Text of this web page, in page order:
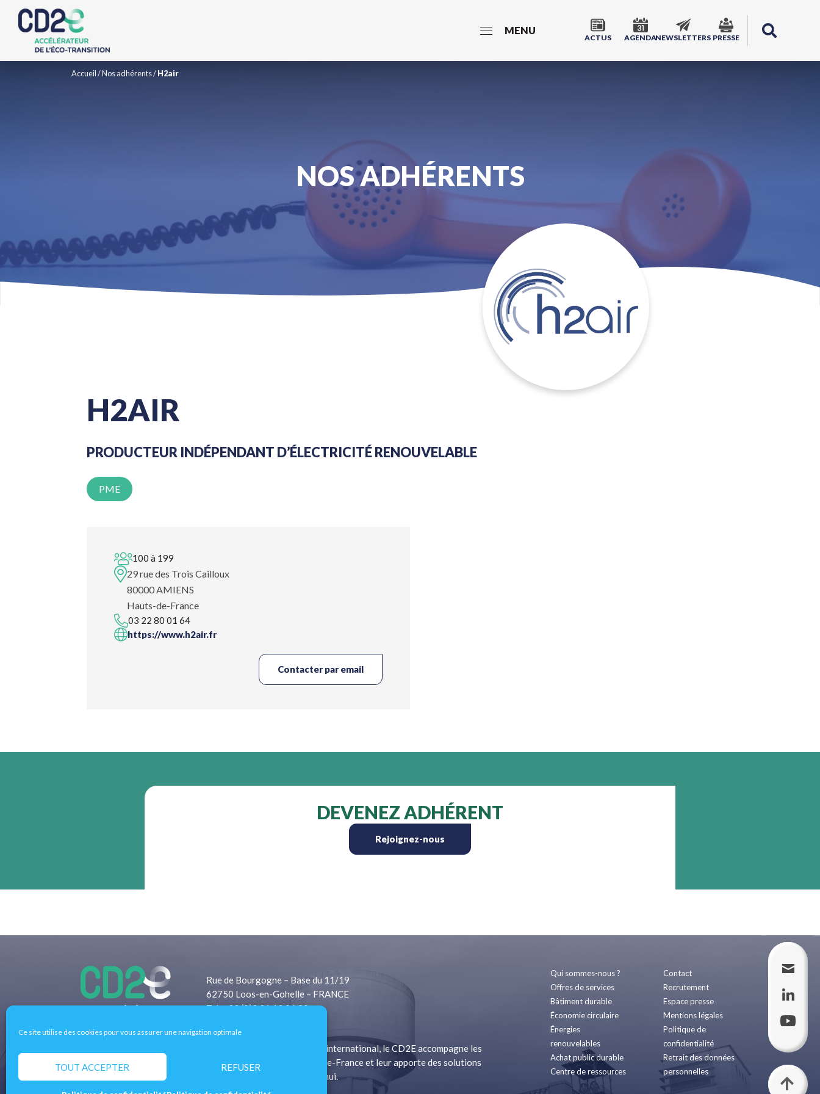
Ce site utilise des cookies pour vous assurer une navigation optimale
TOUT ACCEPTER REFUSER
MENU
ACTUS AGENDANEWSLETTERS PRESSE
Accueil/Nos adhérents/H2air
NOS ADHÉRENTS
H2AIR
PRODUCTEUR INDÉPENDANT D’ÉLECTRICITÉ RENOUVELABLE
PME
100 à 199
29 rue des Trois Cailloux
80000 AMIENS
Hauts-de-France
03 22 80 01 64
https://www.h2air.fr
Contacter par email
DEVENEZ ADHÉRENT
Rejoignez-nous
Rue de Bourgogne – Base du 11/19
62750 Loos-en-Gohelle – FRANCE
Tel: +33 (0)3 21 13 06 80
Pôle d’excellence régional de l’éco-transition à rayonnement international, le CD2E accompagne les
entreprises, les territoires et les filières de la Région Hauts-de-France et leur apporte des solutions
concrètes aux enjeux économiques et écologiques d’aujourd’hui.
Qui sommes-nous ?
Offres de services
Bâtiment durable
Économie circulaire
Énergies
renouvelables
Achat public durable
Centre de ressources
Contact
Recrutement
Espace presse
Mentions légales
Politique de
confidentialité
Retrait des données
personnelles